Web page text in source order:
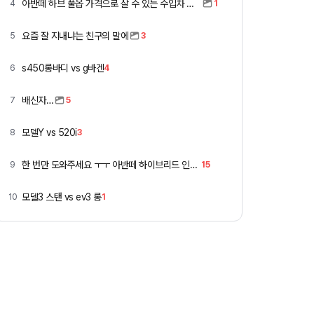
4 아반떼 하브 풀옵 가격으로 살 수 있는 수입차 모아봄 1
5 요즘 잘 지내냐는 친구의 말에 3
6 s450롱바디 vs g바겐4
7 배신자… 5
8 모델Y vs 520i3
9 한 번만 도와주세요 ㅜㅜ 아반떼 하이브리드 인스 vs 폭스바겐 골프 15
10 모델3 스탠 vs ev3 롱1